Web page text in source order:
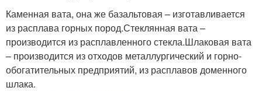
Каменная вата, она же базальтовая – изготавливается
из расплава горных пород.Стеклянная вата –
производится из расплавленного стекла.Шлаковая вата
– производится из отходов металлургический и горно-
обогатительных предприятий, из расплавов доменного
шлака.